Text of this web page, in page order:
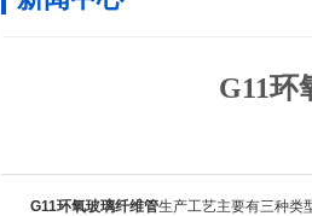
G11环
G11环氧玻璃纤维管生产工艺主要有三种类